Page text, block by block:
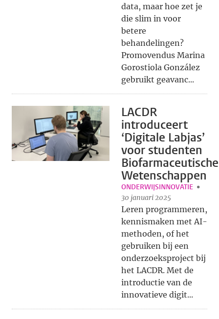
data, maar hoe zet je
die slim in voor
betere
behandelingen?
Promovendus Marina
Gorostiola González
gebruikt geavanc...
LACDR
introduceert
‘Digitale Labjas’
voor studenten
Biofarmaceutische
Wetenschappen
ONDERWIJSINNOVATIE
30 januari 2025
Leren programmeren,
kennismaken met AI-
methoden, of het
gebruiken bij een
onderzoeksproject bij
het LACDR. Met de
introductie van de
innovatieve digit...